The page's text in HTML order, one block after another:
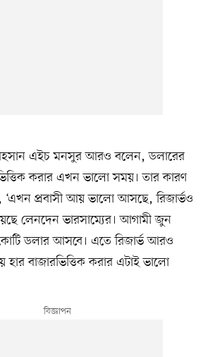
এইচ মনসুর আরও বলেন, ডলারের
করার এখন ভালো সময়। তার কারণ
‘এখন প্রবাসী আয় ভালো আসছে, রিজার্ভও
লেনদেন ভারসাম্যের। আগামী জুন
ডলার আসবে। এতে রিজার্ভ আরও
হার বাজারভিত্তিক করার এটাই ভালো